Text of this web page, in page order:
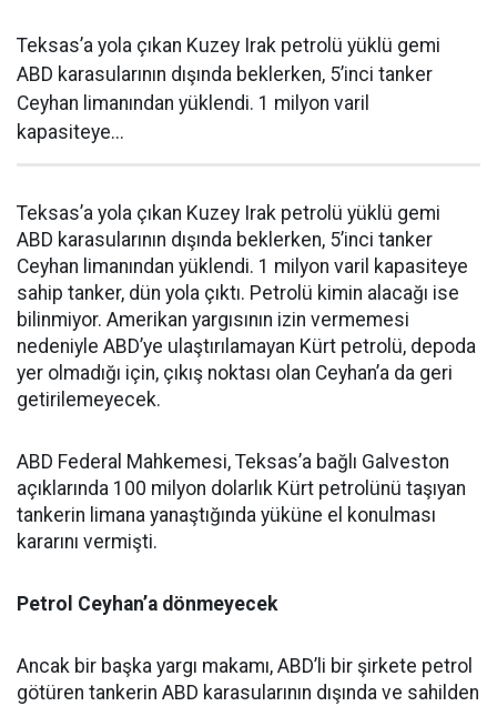
Teksas’a yola çıkan Kuzey Irak petrolü yüklü gemi
ABD karasularının dışında beklerken, 5’inci tanker
Ceyhan limanından yüklendi. 1 milyon varil
kapasiteye...
Teksas’a yola çıkan Kuzey Irak petrolü yüklü gemi
ABD karasularının dışında beklerken, 5’inci tanker
Ceyhan limanından yüklendi. 1 milyon varil kapasiteye
sahip tanker, dün yola çıktı. Petrolü kimin alacağı ise
bilinmiyor. Amerikan yargısının izin vermemesi
nedeniyle ABD’ye ulaştırılamayan Kürt petrolü, depoda
yer olmadığı için, çıkış noktası olan Ceyhan’a da geri
getirilemeyecek.
ABD Federal Mahkemesi, Teksas’a bağlı Galveston
açıklarında 100 milyon dolarlık Kürt petrolünü taşıyan
tankerin limana yanaştığında yüküne el konulması
kararını vermişti.
Petrol Ceyhan’a dönmeyecek
Ancak bir başka yargı makamı, ABD’li bir şirkete petrol
götüren tankerin ABD karasularının dışında ve sahilden